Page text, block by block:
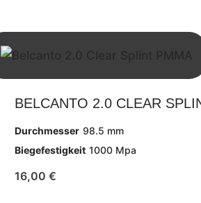
BELCANTO 2.0 CLEAR
Durchmesser 98.5 mm
Biegefestigkeit 1000 Mpa
16,00 €